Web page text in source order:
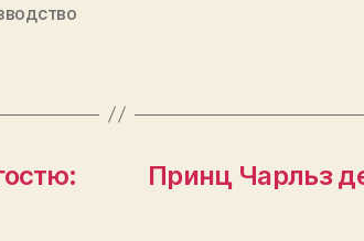
Принц Чарльз